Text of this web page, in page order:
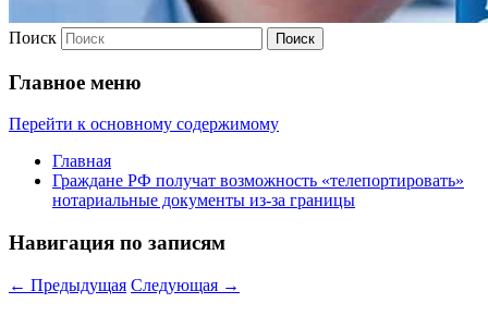
Поиск
Главное меню
Перейти к основному содержимому
Главная
Граждане РФ получат возможность «телепортировать»
нотариальные документы из-за границы
Навигация по записям
← Предыдущая Следующая →